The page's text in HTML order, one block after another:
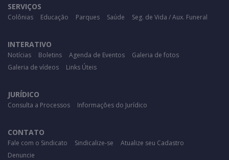
SERVIÇOS
Colônias Educação Parques Saúde Seg. de Vida / Aux. Funeral
INTERATIVO
Notícias Boletins Agenda de Eventos
Galeria de fotos
Galeria de vídeos
Links Úteis
JURÍDICO
Consulta a Processos Informações do Jurídico
CONTATO
Fale com o Sindicato Sindicalize-se
Atualize seu Cadastro
Denuncie